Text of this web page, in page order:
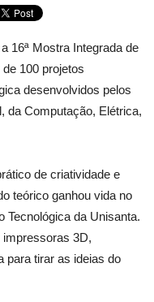
16ª Mostra Integrada de
100 projetos
desenvolvidos pelos
da Computação, Elétrica,
de criatividade e
teórico ganhou vida no
Tecnológica da Unisanta.
impressoras 3D,
para tirar as ideias do